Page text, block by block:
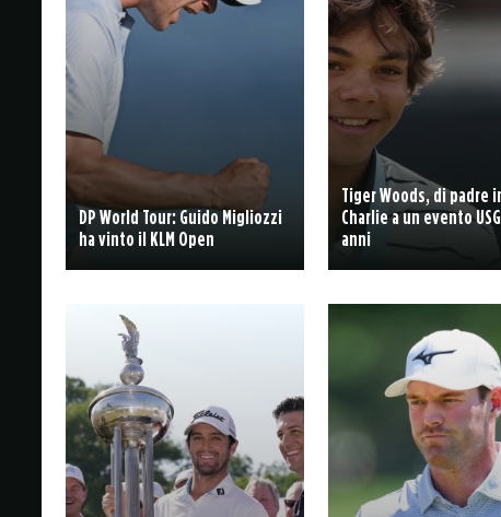
DP World Tour: Guido Migliozzi
ha vinto il KLM Open
Tiger Woods, di padre
Charlie a un evento
anni